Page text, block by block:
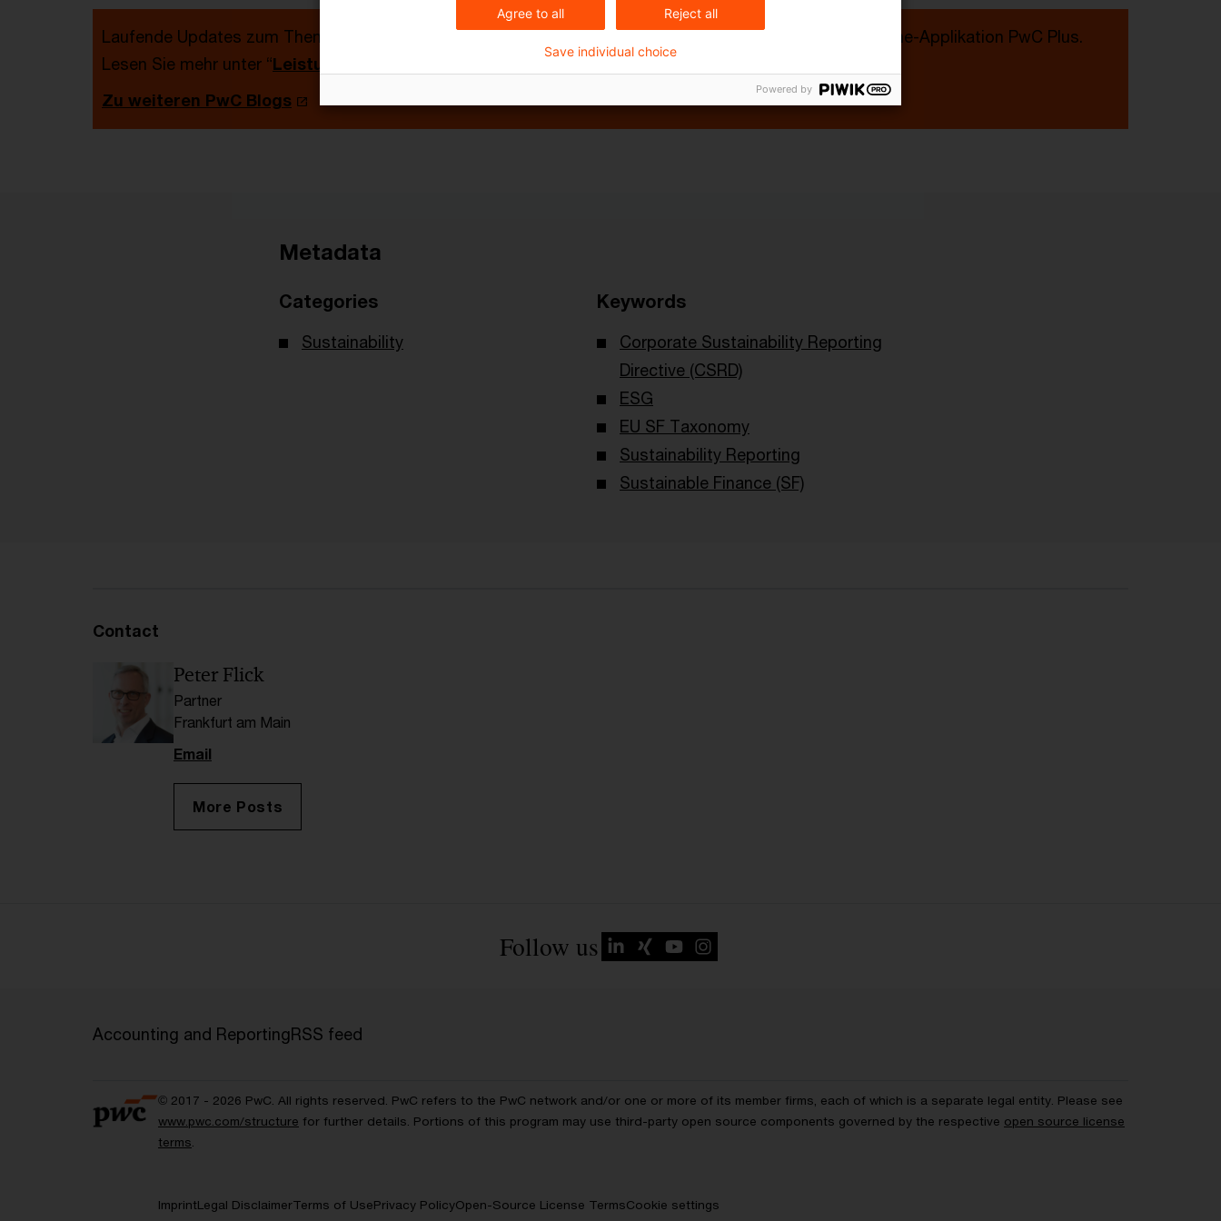
Laufende Updates zum Thema erhalten Sie über das regulatorische Horizon Scanning in unserer Recherche-Applikation PwC Plus.
Lesen Sie mehr unter “Leistungen & Angebote
Zu weiteren PwC Blogs
Metadata
Categories
Sustainability
Keywords
Corporate Sustainability Reporting
Directive (CSRD)
ESG
EU SF Taxonomy
Sustainability Reporting
Sustainable Finance (SF)
Contact
Peter Flick
Partner
Frankfurt am Main
Email
More Posts
Follow us
Accounting and ReportingRSS feed
© 2017 - 2026 PwC. All rights reserved. PwC refers to the PwC network and/or one or more of its member firms, each of which is a separate legal entity. Please see
www.pwc.com/structure for further details. Portions of this program may use third-party open source components governed by the respective open source license
terms.
ImprintLegal DisclaimerTerms of UsePrivacy PolicyOpen-Source License TermsCookie settings
Agree to all Reject all
Save individual choice
Powered by